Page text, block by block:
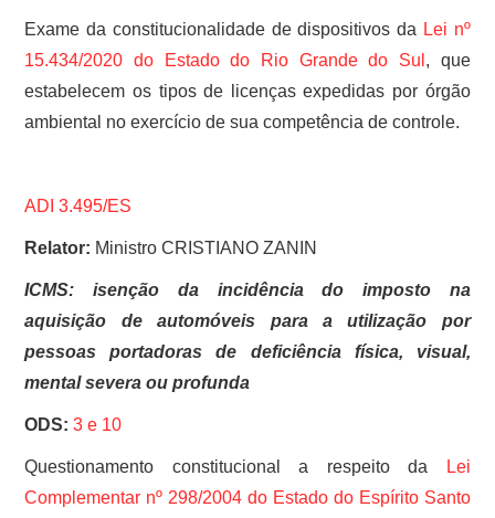
Exame da constitucionalidade de dispositivos da Lei nº
15.434/2020 do Estado do Rio Grande do Sul , que
estabelecem os tipos de licenças expedidas por órgão
ambiental no exercício de sua competência de controle.
ADI 3.495/ES
Relator: Ministro CRISTIANO ZANIN
ICMS: isenção da incidência do imposto na
aquisição de automóveis para a utilização por
pessoas portadoras de deficiência física, visual,
mental severa ou profunda
ODS:3 e 10
Questionamento constitucional a respeito da
Lei
Complementar nº 298/2004 do Estado do Espírito Santo